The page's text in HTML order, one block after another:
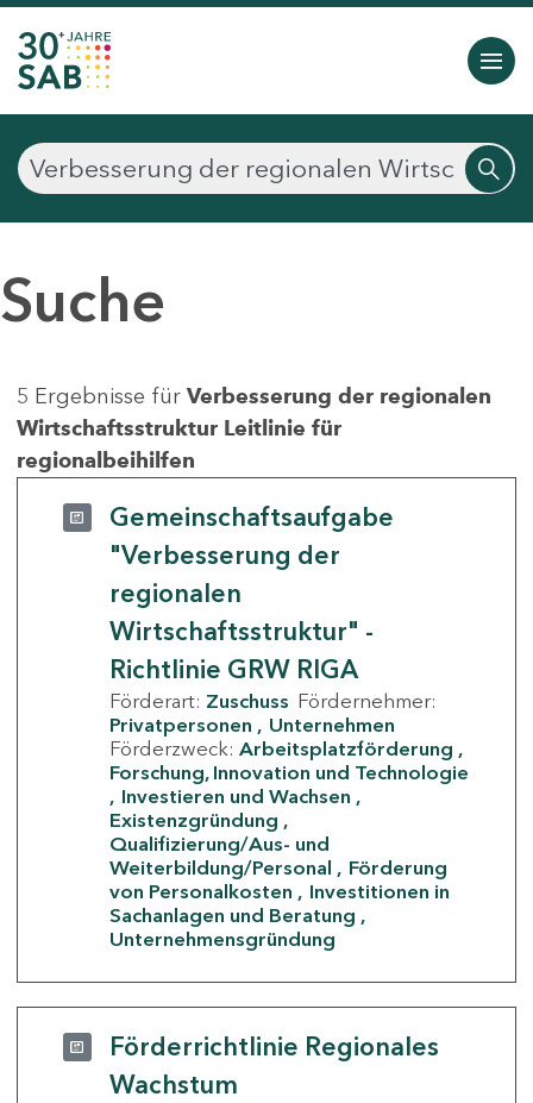
Suche
5 Ergebnisse für Verbesserung der regionalen
Wirtschaftsstruktur Leitlinie für
regionalbeihilfen
Gemeinschaftsaufgabe
"Verbesserung der
regionalen
Wirtschaftsstruktur" -
Richtlinie GRW RIGA
Förderart: Zuschuss Fördernehmer:
Privatpersonen
Unternehmen
Förderzweck: Arbeitsplatzförderung
Forschung, Innovation und Technologie
Investieren und Wachsen
Existenzgründung
Qualifizierung/Aus- und
Weiterbildung/Personal
Förderung
von Personalkosten
Investitionen in
Sachanlagen und Beratung
Unternehmensgründung
Förderrichtlinie Regionales
Wachstum